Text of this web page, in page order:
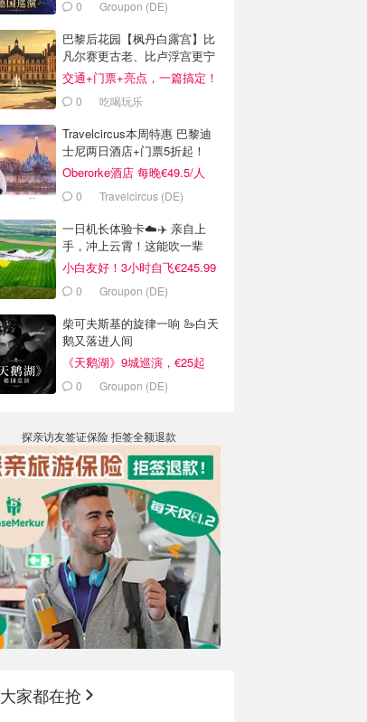
0 Groupon (DE)
巴黎后花园【枫丹白露宫】比
凡尔赛更古老、比卢浮宫更宁
静！
交通+门票+亮点，一篇搞定！
0 吃喝玩乐
Travelcircus本周特惠 巴黎迪
士尼两日酒店+门票5折起！
Oberorke酒店 每晚€49.5/人
0 Travelcircus (DE)
一日机长体验卡☁️✈️ 亲自上
手，冲上云霄！这能吹一辈
子！
小白友好！3小时自飞€245.99
0 Groupon (DE)
柴可夫斯基的旋律一响 🦢白天
鹅又落进人间
《天鹅湖》9城巡演，€25起
0 Groupon (DE)
探亲访友签证保险 拒签全额退款
大家都在抢